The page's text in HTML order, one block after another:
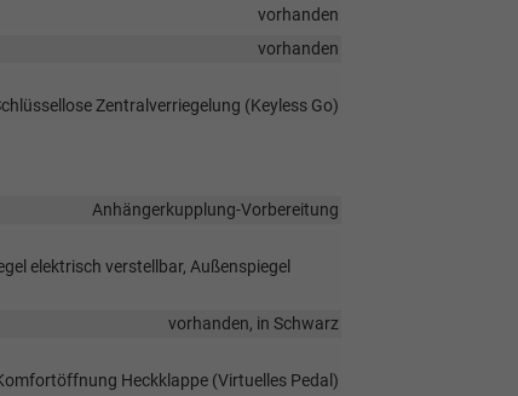
vorhanden
vorhanden
Zentralverriegelung (Keyless Go)
Anhängerkupplung-Vorbereitung
elektrisch verstellbar, Außenspiegel
vorhanden, in Schwarz
Heckklappe (Virtuelles Pedal)